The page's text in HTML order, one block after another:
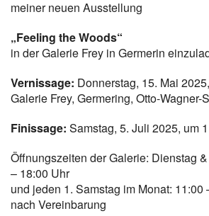
meiner neuen Ausstellung
„Feeling the Woods“
in der Galerie Frey in Germerin
Vernissage: Donnerstag, 15. Mai
Galerie Frey, Germering, Otto-Wagner-
Finissage: Samstag, 5. Juli 2025, um
Öffnungszeiten der Galerie: Dienstag
– 18:00 Uhr
und jeden 1. Samstag im Monat: 11:00
nach Vereinbarung